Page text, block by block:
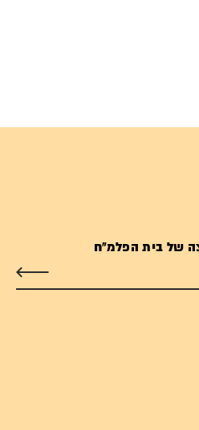
של בית הפלמ"ח